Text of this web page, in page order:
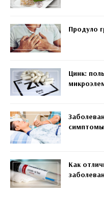
Продуло
Цинк:
Как